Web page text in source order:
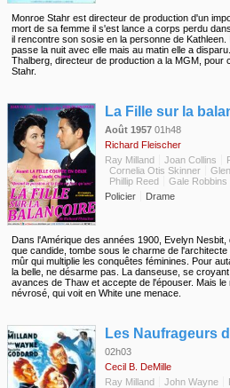
Monroe Stahr est directeur de production d'un
mort de sa femme il s'est lance a corps perdu
il rencontre son sosie en la personne de
passe la nuit avec elle mais au matin elle a
Thalberg, directeur de production a la MGM, pour
Stahr.
La Fille sur la
Août 1957 01h48
Richard Fleischer
Ray Milland
Joan Collins
Cornelia Otis Skinner
Phillip Reed
Gale Robbins
Policier
Drame
Dans l'Amérique des années 1900, Evelyn
que candide, tombe sous le charme de
mûr qui multiplie les conquêtes féminines. Pour
la belle, ne désarme pas. La danseuse, se
avances de Thaw et accepte de l'épouser. Mais
névrosé, qui voit en White une menace.
Les Naufrageurs
02h03
Cecil B. DeMille
Ray Milland
John Wayne